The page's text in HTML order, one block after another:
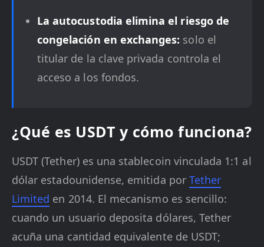
La autocustodia elimina el riesgo de
congelación en exchanges: solo el
titular de la clave privada controla el
acceso a los fondos.
¿Qué es USDT y cómo funciona?
USDT (Tether) es una stablecoin vinculada 1:1 al
dólar estadounidense, emitida por Tether
Limited en 2014. El mecanismo es sencillo:
cuando un usuario deposita dólares, Tether
acuña una cantidad equivalente de USDT;